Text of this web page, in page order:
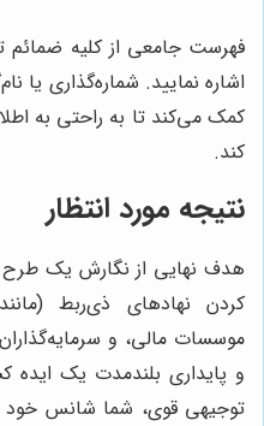
فهرست جامعی از کلیه ضمائم
اشاره نمایید. شماره‌گذاری یا
کمک می‌کند تا به راحتی به
کند.
نتیجه مورد انتظار
هدف نهایی از نگارش یک طرح
کردن نهادهای ذی‌ربط
موسسات مالی، و
و پایداری بلندمدت یک
توجیهی قوی، شما شانس خود